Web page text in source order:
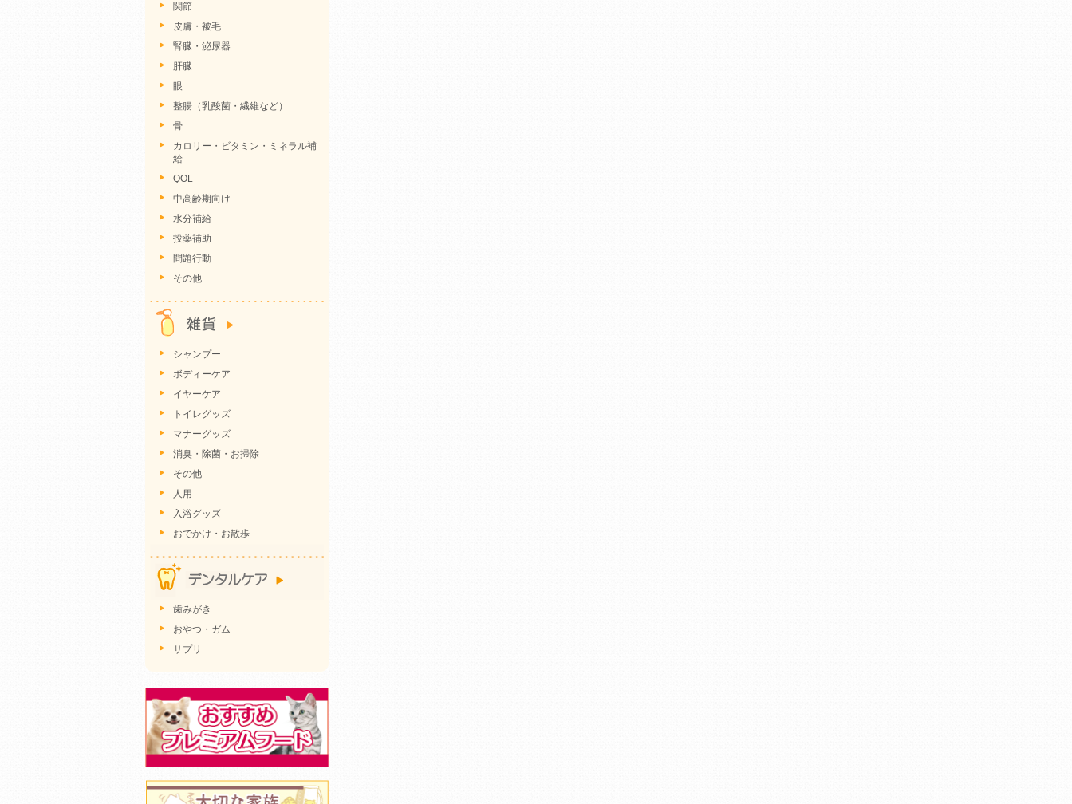
関節
皮膚・被毛
腎臓・泌尿器
肝臓
眼
整腸（乳酸菌・繊維など）
骨
カロリー・ビタミン・ミネラル補
給
QOL
中高齢期向け
水分補給
投薬補助
問題行動
その他
シャンプー
ボディーケア
イヤーケア
トイレグッズ
マナーグッズ
消臭・除菌・お掃除
その他
人用
入浴グッズ
おでかけ・お散歩
歯みがき
おやつ・ガム
サプリ